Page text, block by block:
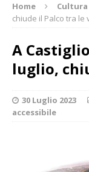
Home Cultura
chiude il Palco tra le
A
luglio,
30 Luglio 2023
accessibile